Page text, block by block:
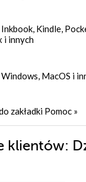
Kindle,
i innych
MacOS i
zakładki Pomoc »
klientów: